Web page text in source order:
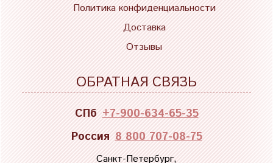
Политика конфиденциальности
Доставка
Отзывы
ОБРАТНАЯ СВЯЗЬ
СПб +7-900-634-65-35
Россия 8 800 707-08-75
Санкт-Петербург,